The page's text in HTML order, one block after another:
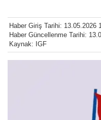
Haber Giriş Tarihi: 13.05.2026
Haber Güncellenme Tarihi:
Kaynak: IGF